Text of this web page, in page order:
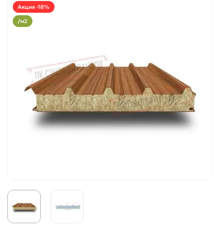
Акция -18%
/м2